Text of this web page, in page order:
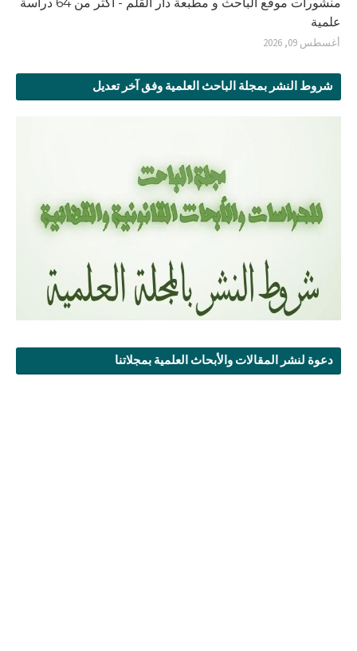
علمية
أغسطس 09, 2026
شروط النشر بمجلة الباحث العلمية وفق آخر تعديل
دعوة لنشر المقالات والأبحاث العلمية بمجلاتنا